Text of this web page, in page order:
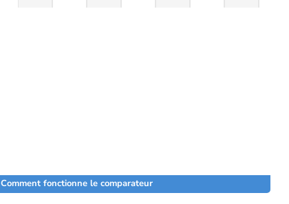
Comment fonctionne le comparateur